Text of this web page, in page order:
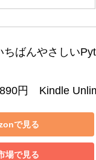
ちばんやさしい
890円　Kindle
で見る
場で見る